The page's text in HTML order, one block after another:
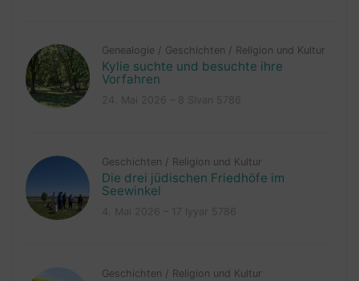
Genealogie / Geschichten / Religion und Kultur
Kylie suchte und besuchte ihre
Vorfahren
Geschichten / Religion und Kultur
Die drei jüdischen Friedhöfe im
Seewinkel
Geschichten / Religion und Kultur